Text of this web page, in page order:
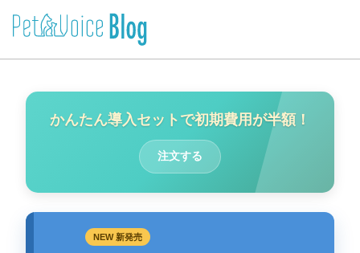
かんたん導入セットで初期費用が半額！
注文する
NEW 新発売